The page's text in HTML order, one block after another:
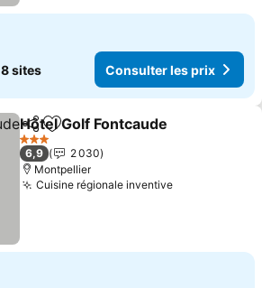
8 sites Consulter les prix
PartagerAjouter à mes favoris
Hôtel Golf Fontcaude
3 Étoiles
6,9
2 030
Montpellier
Cuisine régionale inventiveConsulter